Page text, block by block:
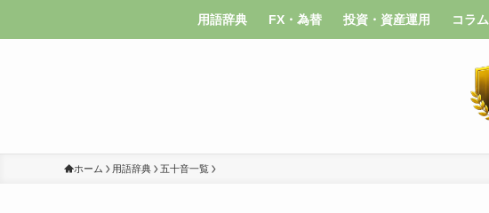
用語辞典 FX・為替 投資・資産運用 コラム
ホーム 用語辞典 五十音一覧